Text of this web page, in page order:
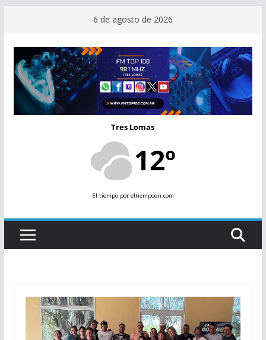
contenido
6 de agosto de 2026
Tres Lomas
12º
El tiempopor eltiempoen.com